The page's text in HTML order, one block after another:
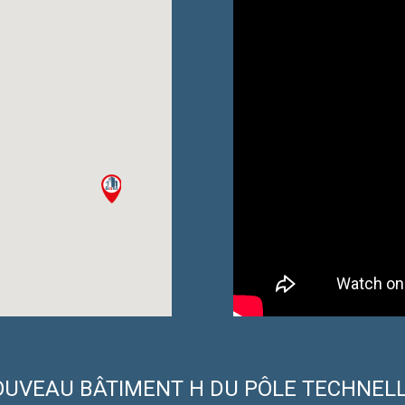
BÂTIMENT H DU PÔLE